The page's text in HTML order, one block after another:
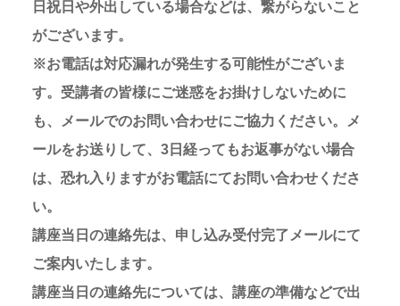
日祝日や外出している場合などは、繋がらないこと
がございます。
※お電話は対応漏れが発生する可能性がございま
す。受講者の皆様にご迷惑をお掛けしないために
も、メールでのお問い合わせにご協力ください。メ
ールをお送りして、3日経ってもお返事がない場合
は、恐れ入りますがお電話にてお問い合わせくださ
い。
講座当日の連絡先は、申し込み受付完了メールにて
ご案内いたします。
講座当日の連絡先については、講座の準備などで出